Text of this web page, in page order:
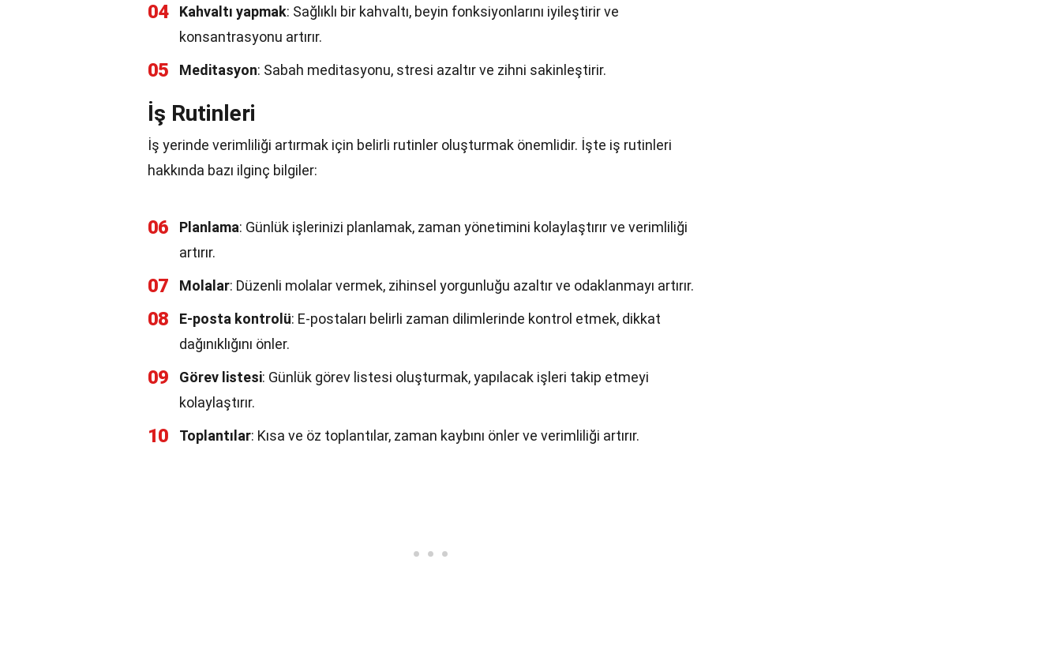
04 Kahvaltı yapmak: Sağlıklı bir kahvaltı, beyin fonksiyonlarını iyileştirir ve
konsantrasyonu artırır.
05 Meditasyon: Sabah meditasyonu, stresi azaltır ve zihni sakinleştirir.
İş Rutinleri
İş yerinde verimliliği artırmak için belirli rutinler oluşturmak önemlidir. İşte iş rutinleri
hakkında bazı ilginç bilgiler:
06 Planlama: Günlük işlerinizi planlamak, zaman yönetimini kolaylaştırır ve verimliliği
artırır.
07 Molalar: Düzenli molalar vermek, zihinsel yorgunluğu azaltır ve odaklanmayı artırır.
08 E-posta kontrolü: E-postaları belirli zaman dilimlerinde kontrol etmek, dikkat
dağınıklığını önler.
09 Görev listesi: Günlük görev listesi oluşturmak, yapılacak işleri takip etmeyi
kolaylaştırır.
10 Toplantılar: Kısa ve öz toplantılar, zaman kaybını önler ve verimliliği artırır.